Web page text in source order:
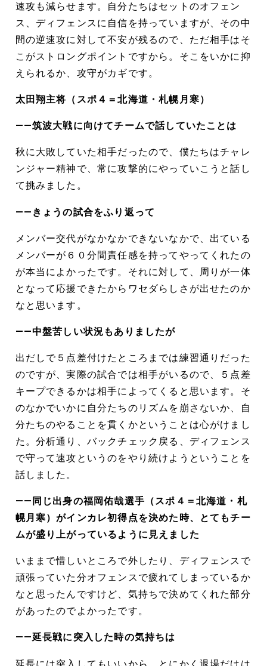
速攻も減らせます。自分たちはセットのオフェン
ス、ディフェンスに自信を持っていますが、その中
間の逆速攻に対して不安が残るので、ただ相手はそ
こがストロングポイントですから。そこをいかに抑
えられるか、攻守がカギです。
太田翔主将（スポ４＝北海道・札幌月寒）
――筑波大戦に向けてチームで話していたことは
秋に大敗していた相手だったので、僕たちはチャレ
ンジャー精神で、常に攻撃的にやっていこうと話し
て挑みました。
――きょうの試合をふり返って
メンバー交代がなかなかできないなかで、出ている
メンバーが６０分間責任感を持ってやってくれたの
が本当によかったです。それに対して、周りが一体
となって応援できたからワセダらしさが出せたのか
なと思います。
――中盤苦しい状況もありましたが
出だしで５点差付けたところまでは練習通りだった
のですが、実際の試合では相手がいるので、５点差
キープできるかは相手によってくると思います。そ
のなかでいかに自分たちのリズムを崩さないか、自
分たちのやることを貫くかということは心がけまし
た。分析通り、バックチェック戻る、ディフェンス
で守って速攻というのをやり続けようということを
話しました。
――同じ出身の福岡佑哉選手（スポ４＝北海道・札
幌月寒）がインカレ初得点を決めた時、とてもチー
ムが盛り上がっているように見えました
いままで惜しいところで外したり、ディフェンスで
頑張っていた分オフェンスで疲れてしまっているか
なと思ったんですけど、気持ちで決めてくれた部分
があったのでよかったです。
――延長戦に突入した時の気持ちは
延長には突入してもいいから、とにかく退場だけは